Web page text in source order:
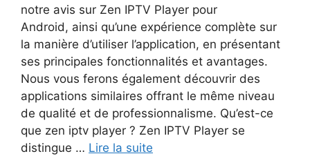
notre avis sur Zen IPTV Player pour
Android, ainsi qu’une expérience complète sur
la manière d’utiliser l’application, en présentant
ses principales fonctionnalités et avantages.
Nous vous ferons également découvrir des
applications similaires offrant le même niveau
de qualité et de professionnalisme. Qu’est-ce
que zen iptv player ? Zen IPTV Player se
distingue … Lire la suite